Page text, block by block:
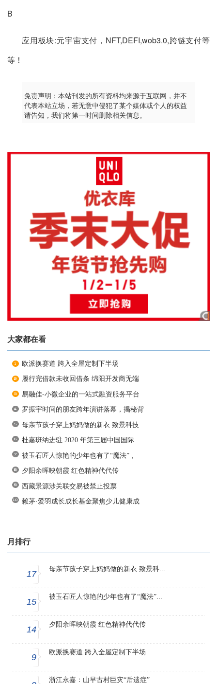
B
应用板块:元宇宙支付，NFT,DEFI,wob3.0,跨链支付等
等！
免责声明：本站刊发的所有资料均来源于互联网，并不
代表本站立场，若无意中侵犯了某个媒体或个人的权益
请告知，我们将第一时间删除相关信息。
大家都在看
欧派换赛道 跨入全屋定制下半场
履行完借款未收回借条 绵阳开发商无端
易融佳-小微企业的一站式融资服务平台
罗振宇时间的朋友跨年演讲落幕，揭秘背
母亲节孩子穿上妈妈做的新衣 致景科技
杜嘉班纳进驻 2020 年第三届中国国际
被玉石匠人惊艳的少年也有了“魔法”，
夕阳余晖映朝霞 红色精神代代传
西藏景源涉关联交易被禁止投票
赖茅·爱羽成长成长基金聚焦少儿健康成
月排行
17
母亲节孩子穿上妈妈做的新衣 致景科...
15
被玉石匠人惊艳的少年也有了“魔法”...
14
夕阳余晖映朝霞 红色精神代代传
9
欧派换赛道 跨入全屋定制下半场
浙江永嘉：山早古村巨灾“后遗症”